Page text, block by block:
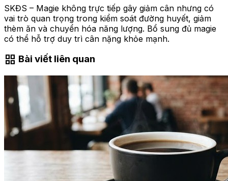
SKĐS – Magie không trực tiếp gây giảm cân nhưng có
vai trò quan trọng trong kiểm soát đường huyết, giảm
thèm ăn và chuyển hóa năng lượng. Bổ sung đủ magie
có thể hỗ trợ duy trì cân nặng khỏe mạnh.
grid_view Bài viết liên quan